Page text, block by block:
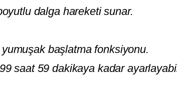
dalga hareketi sunar.
başlatma ​​fonksiyonu.
saat 59 dakikaya kadar